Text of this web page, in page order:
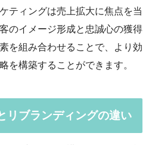
ティングは売上拡大に焦点を当
のイメージ形成と忠誠心の獲得
を組み合わせることで、より効
を構築することができます。
リブランディングの違い